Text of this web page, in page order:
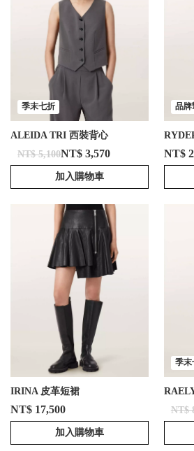
季末七折
ALEIDA TRI 西裝背心
NT$ 5,100NT$ 3,570
加入購物車
品牌
NT$
IRINA 皮革短裙
NT$ 17,500
加入購物車
季末
NT$